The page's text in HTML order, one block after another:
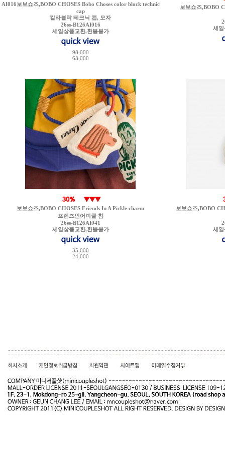
AI016보보쇼즈,BOBO CHOSES Bobo Choses color block technic
cap
칼라블락 테크닉 캡, 모자
26ss-B126AI016
세일상품교환,환불불가
98,000
68,000
보보쇼즈,BOBO
세일
보보쇼즈,BOBO CHOSES Friends In A Pickle charm
프렌즈인어피클 참
26ss-B126AI041
세일상품교환,환불불가
35,000
24,000
보보쇼즈,BOBO
세일